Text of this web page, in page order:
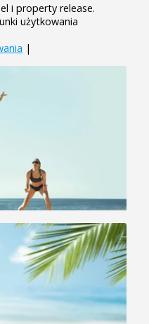
i property release.
użytkowania
|